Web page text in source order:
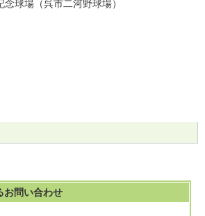
球場（呉市二河野球場）
お問い合わせ